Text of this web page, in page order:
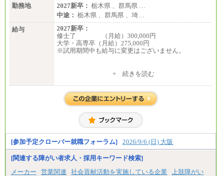
■(株)JTBパブリッシング ※2027年新卒募集終了
総合職 月給241,000円
中途：
①月給227,000円以上
②月給212,000円以上
③月給172,500円以上
④月給23万円～37万円
⑤月給20万円～25万円
⑦月給271,000円以上
⑧～⑮月給200,000円〜月給400,000円
⑯月給185,000円以上
⑰月給237,000円以上
⑱月給212,000円以上
⑲東京：月給202,000 円以上 、京都：月給193,000 円
⑳月給205,000円以上
㉒月給185,000 円以上
㉓月給224,500円以上
※全コース共通※ 能力・経験・勤務地などにより
異なります
※試用期間中も給与に変更はございません。
勤務地
2027新卒： 栃木県 、群馬県 …
中途： 栃木県 、群馬県 、埼…
給与
2027新卒：
修士了 （月給）300,000円
大学・高専卒（月給）275,000円
※試用期間中も給与に変更はございません。
大学・高専卒（月給）275,000円
※試用期間中も給与に変更はございません。
+ 続きを読む
[参加予定クローバー就職フォーラム] 2026/9/6 (日) 大阪
[関連する障がい者求人・採用キーワード検索]
メーカー
営業関連 社会貢献活動を実施している企業
上肢障がい